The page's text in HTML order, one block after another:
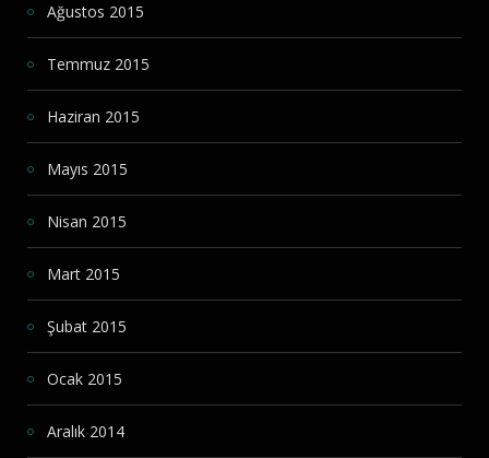
Ağustos 2015
Temmuz 2015
Haziran 2015
Mayıs 2015
Nisan 2015
Mart 2015
Şubat 2015
Ocak 2015
Aralık 2014